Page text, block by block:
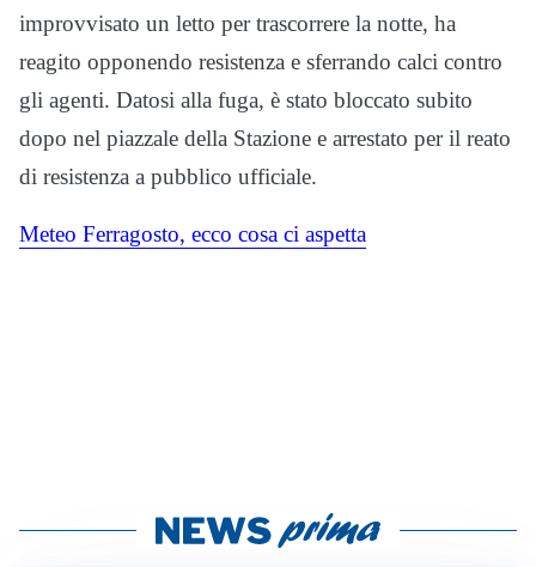
improvvisato un letto per trascorrere la notte, ha
reagito opponendo resistenza e sferrando calci contro
gli agenti. Datosi alla fuga, è stato bloccato subito
dopo nel piazzale della Stazione e arrestato per il reato
di resistenza a pubblico ufficiale.
Meteo Ferragosto, ecco cosa ci aspetta